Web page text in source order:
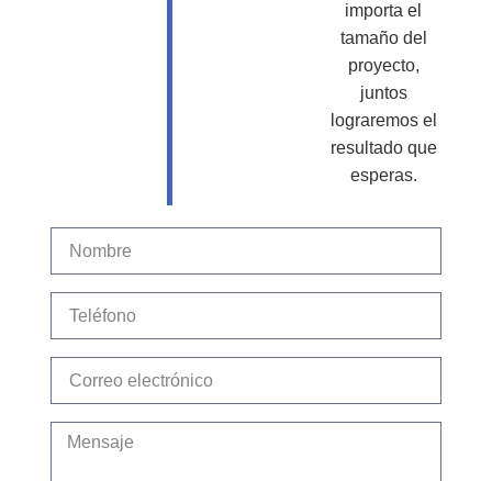
importa el
tamaño del
proyecto,
juntos
lograremos el
resultado que
esperas.